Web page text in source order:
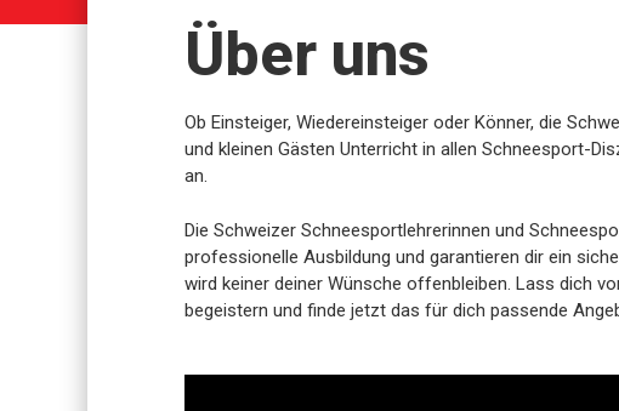
Über uns
Ob Einsteiger, Wiedereinsteiger oder Könner, die
und kleinen Gästen Unterricht in allen Schneesport-
an.
Die Schweizer Schneesportlehrerinnen und
professionelle Ausbildung und garantieren dir ein
wird keiner deiner Wünsche offenbleiben. Lass dich
begeistern und finde jetzt das für dich passende